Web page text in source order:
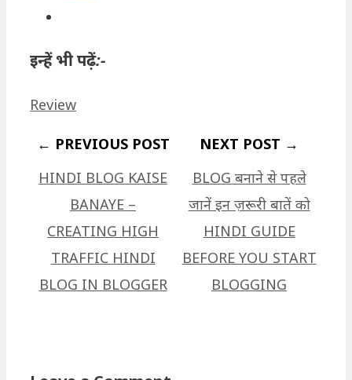
इन्हें भी पढ़ें:-
Categories
Review
HINDI BLOG KAISE
BANAYE –
CREATING HIGH
TRAFFIC HINDI
BLOG IN BLOGGER
BLOG बनाने से पहले
जानें इन ज़रूरी बातें को
HINDI GUIDE
BEFORE YOU START
BLOGGING